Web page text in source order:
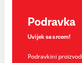
Podravka
Uvijek sa srcem!
Podravkini